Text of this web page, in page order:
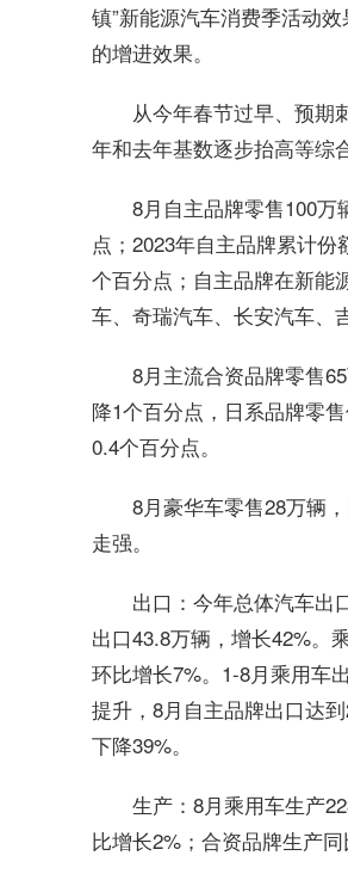
镇”新能源汽车消费季活动
的增进效果。
从今年春节过早、预期
年和去年基数逐步抬高等综
8月自主品牌零售100万
点；2023年自主品牌累计
个百分点；自主品牌在新能
车、奇瑞汽车、长安汽车、
8月主流合资品牌零售
降1个百分点，日系品牌零
0.4个百分点。
8月豪华车零售28万辆
走强。
出口：今年总体汽车出
出口43.8万辆，增长42%。
环比增长7%。1-8月乘用车
提升，8月自主品牌出口达
下降39%。
生产：8月乘用车生产
比增长2%；合资品牌生产